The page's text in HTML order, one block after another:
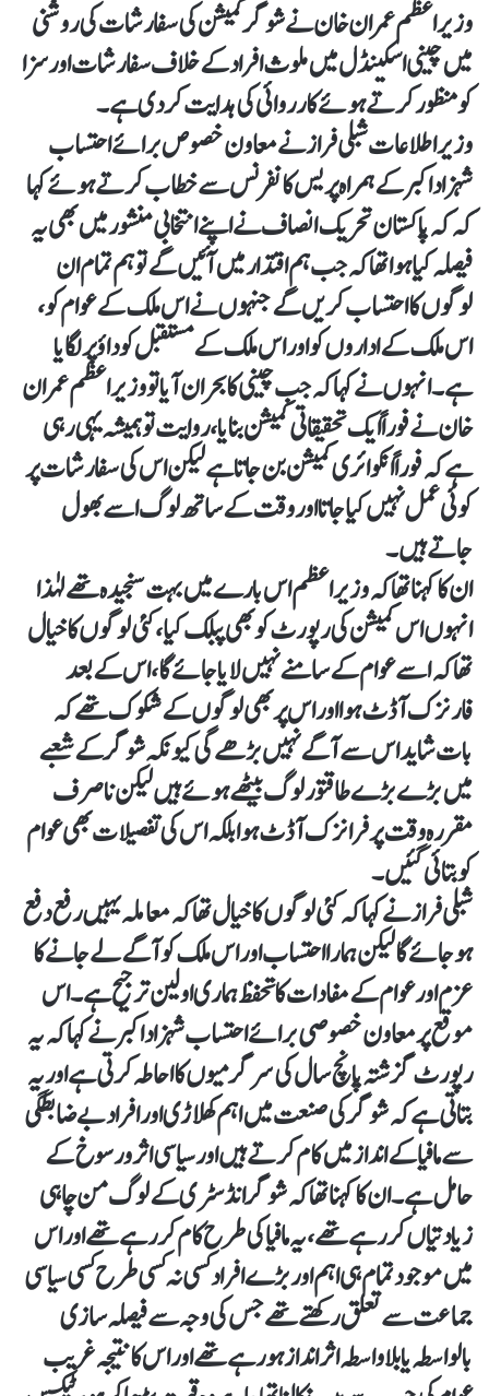
وزیر اعظم عمران خان نے شوگر کمیشن کی سفارشات کی روشنی
میں چینی اسکینڈل میں ملوث افراد کے خلاف سفارشات اور سزا
کو منظور کرتے ہوئے کارروائی کی ہدایت کردی ہے۔
وزیر اطلاعات شبلی فراز نے معاون خصوص برائے احتساب
شہزاد اکبر کے ہمراہ پریس کانفرنس سے خطاب کرتے ہوئے کہا
کہ کہ پاکستان تحریک انصاف نے اپنے انتخابی منشور میں بھی یہ
فیصلہ کیا ہوا تھا کہ جب ہم اقتدار میں آئیں گے تو ہم تمام ان
لوگوں کا احتساب کریں گے جنہوں نے اس ملک کے عوام کو ،
اس ملک کے اداروں کو اور اس ملک کے مستقبل کو داؤ پر لگایا
ہے۔انہوں نے کہا کہ جب چینی کا بحران آیا تو وزیر اعظم عمران
خان نے فوراً ایک تحقیقاتی کمیشن بنایا، روایت تو ہمیشہ یہی رہی
ہے کہ فوراً انکوائری کمیشن بن جاتا ہے لیکن اس کی سفارشات پر
کوئی عمل نہیں کیا جاتا اور وقت کے ساتھ لوگ اسے بھول
جاتے ہیں۔
ان کا کہنا تھا کہ وزیر اعظم اس بارے میں بہت سنجیدہ تھے لہٰذا
انہوں اس کمیشن کی رپورٹ کو بھی پبلک کیا، کئی لوگوں کا خیال
تھا کہ اسے عوام کے سامنے نہیں لایا جائے گا، اس کے بعد
فارنزک آڈٹ ہوا اور اس پر بھی لوگوں کے شکوک تھے کہ
بات شاید اس سے آگے نہیں بڑھے گی کیونکہ شوگر کے شعبے
میں بڑے بڑے طاقتور لوگ بیٹھے ہوئے ہیں لیکن ناصرف
مقررہ وقت پر فرانزک آڈٹ ہوا بلکہ اس کی تفصیلات بھی عوام
کو بتائی گئیں۔
شبلی فراز نے کہا کہ کئی لوگوں کا خیال تھا کہ معاملہ یہیں رفع دفع
ہو جائے گا لیکن ہمارا احتساب اور اس ملک کو آگے لے جانے کا
عزم اور عوام کے مفادات کا تحفظ ہماری اولین ترجیح ہے۔اس
موقع پر معاون خصوصی برائے احتساب شہزاد اکبر نے کہا کہ یہ
رپورٹ گزشتہ پانچ سال کی سرگرمیوں کا احاطہ کرتی ہے اور یہ
بتاتی ہے کہ شوگر کی صنعت میں اہم کھلاڑی اور افراد بے ضابطگی
سے مافیا کے انداز میں کام کرتے ہیں اور سیاسی اثرورسوخ کے
حامل ہے۔ان کا کہنا تھا کہ شوگر انڈسٹری کے لوگ من چاہی
زیادتیاں کر رہے تھے، یہ مافیا کی طرح کام کر رہے تھے اور اس
میں موجود تمام ہی اہم اور بڑے افراد کسی نہ کسی طرح کسی سیاسی
جماعت سے تعلق رکھتے تھے جس کی وجہ سے فیصلہ سازی
بالواسطہ یا بلاواسطہ اثرانداز ہورہے تھے اور اس کا نتیجہ غریب